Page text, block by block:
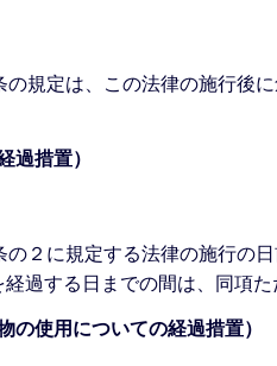
の規定は、この法律の施行後
過措置）
２に規定する法律の施行の
過する日までの間は、同項た
の使用についての経過措置）